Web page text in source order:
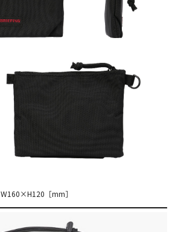
W160×H120［mm］